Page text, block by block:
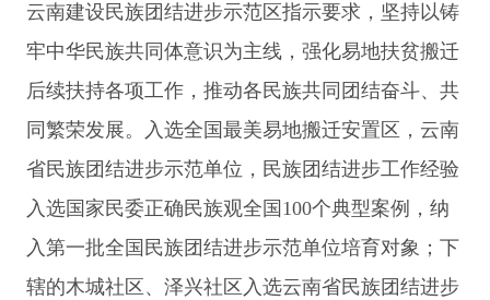
云南建设民族团结进步示范区指示要求，坚持以铸
牢中华民族共同体意识为主线，强化易地扶贫搬迁
后续扶持各项工作，推动各民族共同团结奋斗、共
同繁荣发展。
入选全国最美易地搬迁安置区，云南
省民族团结进步示范单位，民族团结进步工作经验
入选国家民委正确民族观全国 100个典型案例，纳
入第一批全国民族团结进步示范单位培育对象；下
辖的木城社区、泽兴社区入选云南省民族团结进步